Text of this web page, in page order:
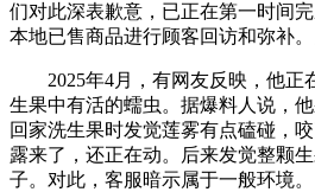
们对此深表歉意，已正在第一时间
本地已售商品进行顾客回访和弥补。
2025年4月，有网友反映，他正
生果中有活的蠕虫。据爆料人说，
回家洗生果时发觉莲雾有点磕碰，
露来了，还正在动。后来发觉整颗
子。对此，客服暗示属于一般环境